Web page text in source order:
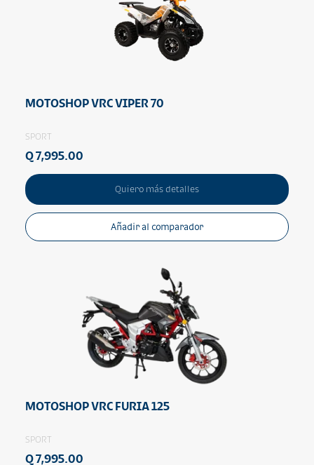
MOTOSHOP VRC VIPER 70
SPORT
Q 7,995.00
Quiero más detalles
Añadir al comparador
MOTOSHOP VRC FURIA 125
SPORT
Q 7,995.00